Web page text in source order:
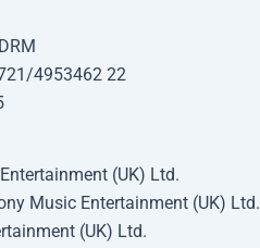
4953462 22
(UK) Ltd.
Music Entertainment (UK) Ltd.
(UK) Ltd.